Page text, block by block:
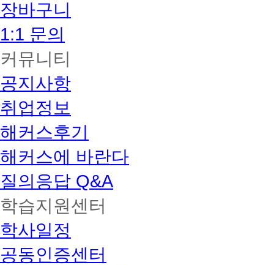
장바구니
1:1 문의
커뮤니티
공지사항
취업정보
해커스후기
해커스에 바란다
질의응답 Q&A
학습지원센터
학사일정
공동인증센터